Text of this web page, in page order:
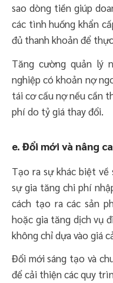
sao dòng tiền giúp
các tình huống khẩn
đủ thanh khoản để
Tăng cường quản lý
nghiệp có khoản nợ
tái cơ cấu nợ nếu cần
phí do tỷ giá thay đổi.
e. Đổi mới và nâng
Tạo ra sự khác biệt
sự gia tăng chi phí
cách tạo ra các sản
hoặc gia tăng dịch vụ
không chỉ dựa vào giá
Đổi mới sáng tạo và
để cải thiện các quy